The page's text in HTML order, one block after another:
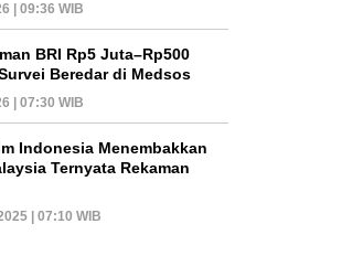
| 09:36 WIB
BRI Rp5 Juta–Rp500
Beredar di Medsos
| 07:30 WIB
Indonesia Menembakkan
Ternyata Rekaman
| 07:10 WIB